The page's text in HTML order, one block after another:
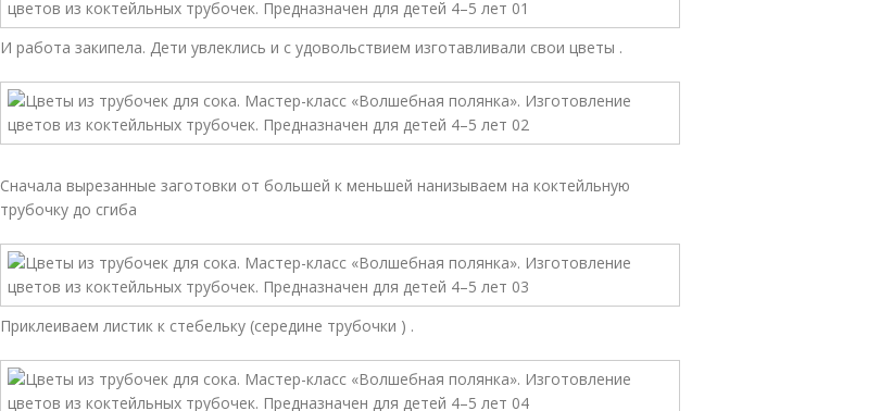
И работа закипела. Дети увлеклись и с удовольствием изготавливали свои цветы .
Сначала вырезанные заготовки от большей к меньшей нанизываем на коктейльную
трубочку до сгиба
Приклеиваем листик к стебельку (середине трубочки ) .